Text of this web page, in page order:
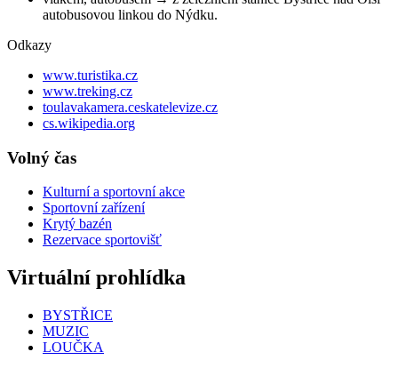
autobusovou linkou do Nýdku.
Odkazy
www.turistika.cz
www.treking.cz
toulavakamera.ceskatelevize.cz
cs.wikipedia.org
Volný čas
Kulturní a sportovní akce
Sportovní zařízení
Krytý bazén
Rezervace sportovišť
Virtuální prohlídka
BYSTŘICE
MUZIC
LOUČKA